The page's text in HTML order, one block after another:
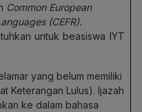
Common European
(CEFR).
untuk beasiswa IYT
yang belum memiliki
Keterangan Lulus). Ijazah
ke dalam bahasa